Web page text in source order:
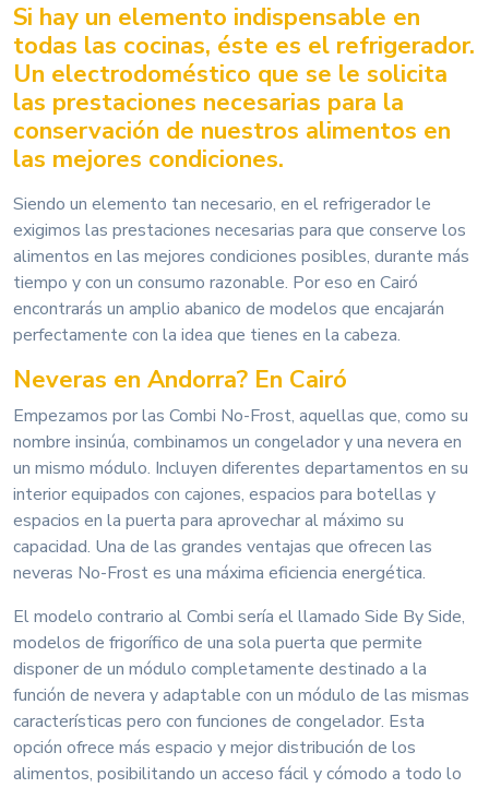
Si hay un elemento indispensable en
todas las cocinas, éste es el refrigerador.
Un electrodoméstico que se le solicita
las prestaciones necesarias para la
conservación de nuestros alimentos en
las mejores condiciones.
Siendo un elemento tan necesario, en el refrigerador le
exigimos las prestaciones necesarias para que conserve los
alimentos en las mejores condiciones posibles, durante más
tiempo y con un consumo razonable. Por eso en Cairó
encontrarás un amplio abanico de modelos que encajarán
perfectamente con la idea que tienes en la cabeza.
Neveras en Andorra? En Cairó
Empezamos por las Combi No-Frost, aquellas que, como su
nombre insinúa, combinamos un congelador y una nevera en
un mismo módulo. Incluyen diferentes departamentos en su
interior equipados con cajones, espacios para botellas y
espacios en la puerta para aprovechar al máximo su
capacidad. Una de las grandes ventajas que ofrecen las
neveras No-Frost es una máxima eficiencia energética.
El modelo contrario al Combi sería el llamado Side By Side,
modelos de frigorífico de una sola puerta que permite
disponer de un módulo completamente destinado a la
función de nevera y adaptable con un módulo de las mismas
características pero con funciones de congelador. Esta
opción ofrece más espacio y mejor distribución de los
alimentos, posibilitando un acceso fácil y cómodo a todo lo